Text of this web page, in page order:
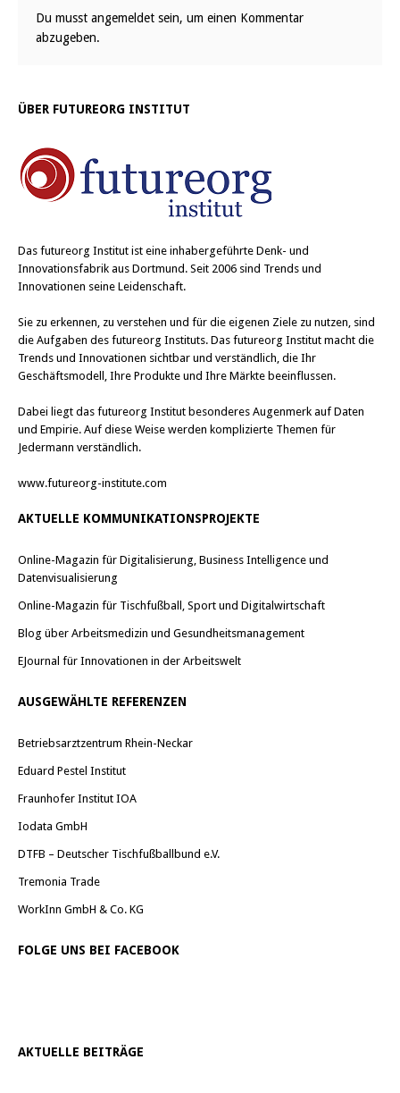
Du musst angemeldet sein, um einen Kommentar
abzugeben.
ÜBER FUTUREORG INSTITUT
Das futureorg Institut ist eine inhabergeführte Denk- und
Innovationsfabrik aus Dortmund. Seit 2006 sind Trends und
Innovationen seine Leidenschaft.
Sie zu erkennen, zu verstehen und für die eigenen Ziele zu nutzen, sind
die Aufgaben des futureorg Instituts. Das futureorg Institut macht die
Trends und Innovationen sichtbar und verständlich, die Ihr
Geschäftsmodell, Ihre Produkte und Ihre Märkte beeinflussen.
Dabei liegt das futureorg Institut besonderes Augenmerk auf Daten
und Empirie. Auf diese Weise werden komplizierte Themen für
Jedermann verständlich.
www.futureorg-institute.com
AKTUELLE KOMMUNIKATIONSPROJEKTE
Online-Magazin für Digitalisierung, Business Intelligence und
Datenvisualisierung
Online-Magazin für Tischfußball, Sport und Digitalwirtschaft
Blog über Arbeitsmedizin und Gesundheitsmanagement
EJournal für Innovationen in der Arbeitswelt
AUSGEWÄHLTE REFERENZEN
Betriebsarztzentrum Rhein-Neckar
Eduard Pestel Institut
Fraunhofer Institut IOA
Iodata GmbH
DTFB – Deutscher Tischfußballbund e.V.
Tremonia Trade
WorkInn GmbH & Co. KG
FOLGE UNS BEI FACEBOOK
AKTUELLE BEITRÄGE